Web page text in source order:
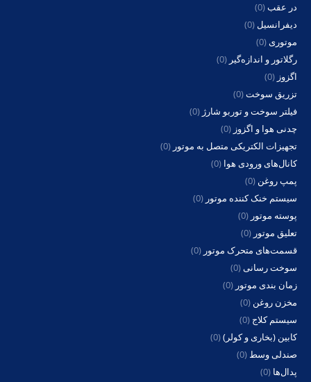
در عقب(0)
دیفرانسیل (0)
موتوری(0)
رگلاتور و اندازه‌گیر (0)
اگزوز (0)
تزریق سوخت(0)
فیلتر سوخت و توربو شارژ (0)
چدنی هوا و اگزوز (0)
تجهیزات الکتریکی متصل به موتور (0)
کانال‌های ورودی هوا (0)
پمپ روغن (0)
سیستم خنک کننده موتور (0)
پوسته موتور (0)
تعلیق موتور (0)
قسمت‌های متحرک موتور (0)
سوخت رسانی(0)
زمان بندی موتور (0)
مخزن روغن (0)
سیستم کلاج (0)
کابین (بخاری و کولر)(0)
صندلی وسط (0)
پدال‌ها (0)